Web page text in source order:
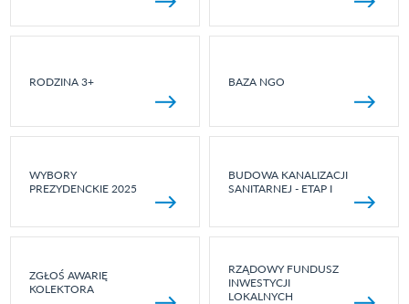
RODZINA 3+ BAZA NGO
WYBORY
PREZYDENCKIE 2025
BUDOWA KANALIZACJI
SANITARNEJ - ETAP I
ZGŁOŚ AWARIĘ
KOLEKTORA
RZĄDOWY FUNDUSZ
INWESTYCJI
LOKALNYCH